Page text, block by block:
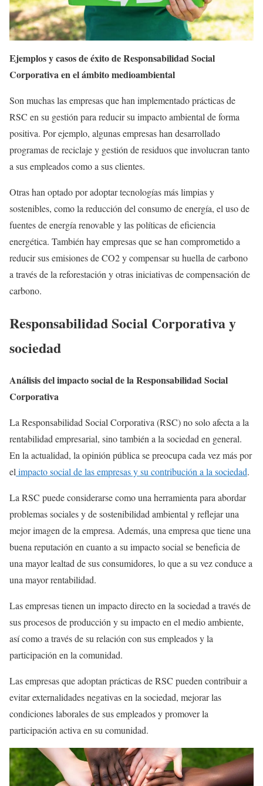
Ejemplos y casos de éxito de Responsabilidad Social
Corporativa en el ámbito medioambiental
Son muchas las empresas que han implementado prácticas de
RSC en su gestión para reducir su impacto ambiental de forma
positiva. Por ejemplo, algunas empresas han desarrollado
programas de reciclaje y gestión de residuos que involucran tanto
a sus empleados como a sus clientes.
Otras han optado por adoptar tecnologías más limpias y
sostenibles, como la reducción del consumo de energía, el uso de
fuentes de energía renovable y las políticas de eficiencia
energética. También hay empresas que se han comprometido a
reducir sus emisiones de CO2 y compensar su huella de carbono
a través de la reforestación y otras iniciativas de compensación de
carbono.
Responsabilidad Social Corporativa y
sociedad
Análisis del impacto social de la Responsabilidad Social
Corporativa
La Responsabilidad Social Corporativa (RSC) no solo afecta a la
rentabilidad empresarial, sino también a la sociedad en general.
En la actualidad, la opinión pública se preocupa cada vez más por
elimpacto social de las empresas y su contribución a la sociedad.
La RSC puede considerarse como una herramienta para abordar
problemas sociales y de sostenibilidad ambiental y reflejar una
mejor imagen de la empresa. Además, una empresa que tiene una
buena reputación en cuanto a su impacto social se beneficia de
una mayor lealtad de sus consumidores, lo que a su vez conduce a
una mayor rentabilidad.
Las empresas tienen un impacto directo en la sociedad a través de
sus procesos de producción y su impacto en el medio ambiente,
así como a través de su relación con sus empleados y la
participación en la comunidad.
Las empresas que adoptan prácticas de RSC pueden contribuir a
evitar externalidades negativas en la sociedad, mejorar las
condiciones laborales de sus empleados y promover la
participación activa en su comunidad.